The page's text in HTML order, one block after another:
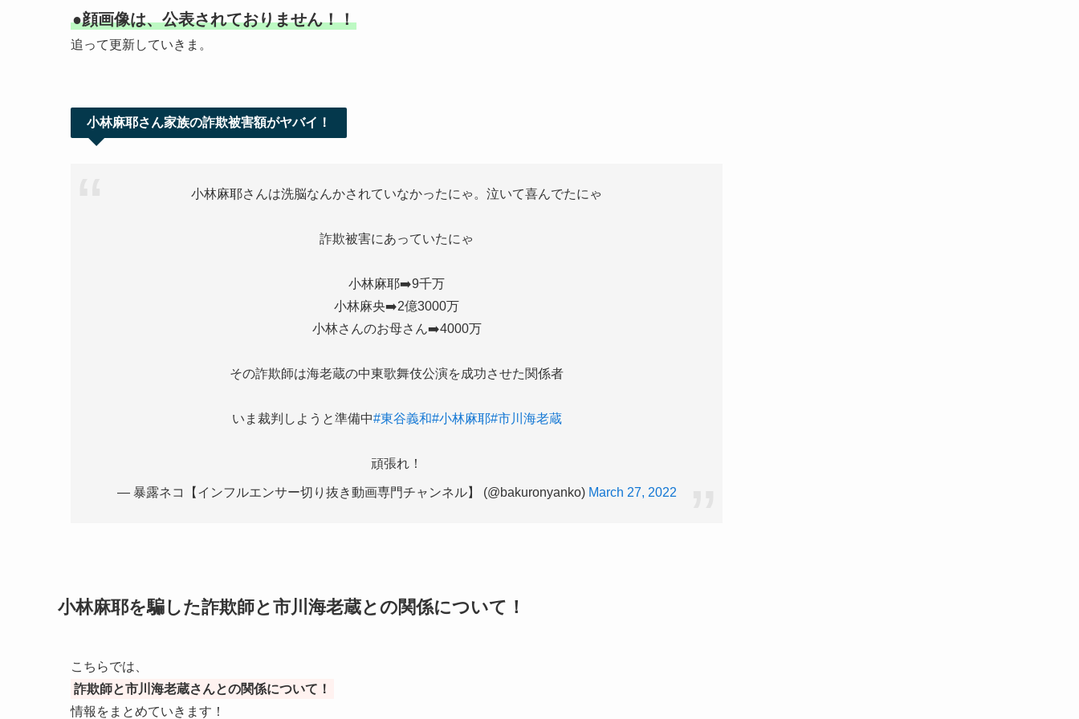
●顔画像は、公表されておりません！！
追って更新していきま。
小林麻耶さん家族の詐欺被害額がヤバイ！
小林麻耶さんは洗脳なんかされていなかったにゃ。泣いて喜んでたにゃ
詐欺被害にあっていたにゃ
小林麻耶➡️9千万
小林麻央➡️2億3000万
小林さんのお母さん➡️4000万
その詐欺師は海老蔵の中東歌舞伎公演を成功させた関係者
いま裁判しようと準備中#東谷義和#小林麻耶#市川海老蔵
頑張れ！
— 暴露ネコ【インフルエンサー切り抜き動画専門チャンネル】 (@bakuronyanko) March 27, 2022
小林麻耶を騙した詐欺師と市川海老蔵との関係について！
こちらでは、
詐欺師と市川海老蔵さんとの関係について！
情報をまとめていきます！